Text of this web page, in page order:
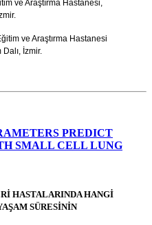
ve Araştırma Hastanesi,
ve Araştırma Hastanesi
İzmir.
PREDICT
SMALL CELL LUNG
HASTALARINDA HANGİ
SÜRESİNİN